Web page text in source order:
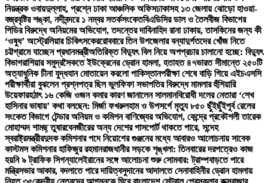
নিয়ন্ত্রক ওবায়দুল্লাহ, প্রশ্নে ঢাকা আঞ্চলিক অফিসঢাকাসহ ১৩ জেলায় ঝোড়ো হাওয়া-
বজ্রবৃষ্টির শঙ্কা, নদীবন্দরে ১ নম্বর সতর্কসংকেতবিএডিসির ডাল ও তৈলবীজ বিভাগের
পিডির বিরুদ্ধে অনিয়মের অভিযোগ, তদন্তের দাবিনাহিদ রানা ঢাকায়, তাসকিনের জন্য কী
‘ওষুধ’ অস্ট্রেলিয়ার চিকিৎসকেররোববারে তিন উপজেলার বন্যাদুর্গতদের খোঁজ নিতে
চট্টগ্রামে যাচ্ছেন প্রধানমন্ত্রীঅতিরিক্ত বিদ্যুৎ বিল নিয়ে অপপ্রচার চালানো হচ্ছে: বিদ্যুৎ
বিভাগরাশিয়ার সমুদ্রসৈকতে ইউক্রেনের ড্রোন হামলা, হতাহত ৪৭ভারত সীমান্তে ২৫০টি
অত্যাধুনিক চীনা যুদ্ধযান মোতায়েন করলো পাকিস্তানপরীক্ষা শেষে বাড়ি গিয়ে এইচএসসি
পরীক্ষার্থীরা বুঝলেন প্রশ্নপত্র ছিল ভুলফিফা সভাপতির বিরুদ্ধে মামলার হুঁশিয়ারি
উয়েফারহঠাৎ ১৬ কেজি ওজন কমার কারণ জানালেন সালমানবিরোধী দলের নেতারা ‘শেখ
হাসিনার ভাষায়’ কথা বলছেন: মির্জা ফখরুলহাম ও উপসর্গে মৃত্যু ৮৫০ ছুঁইছুঁইপূর্ব রেলের
সংকেত বিভাগে টেন্ডার অনিয়ম ও কমিশন বাণিজ্যের অভিযোগ, কেন্দ্রে প্রকৌশলী তারেক
মোহাম্মদ শামছ্ তুষারবেনজীরের অন্য দেশের পাসপোর্ট থাকতে পারে, সন্দেহ
স্বরাষ্ট্রমন্ত্রীরদুদক কমিশনার পদে নিয়োগের গুঞ্জনের মধ্যে আবারও আলোচনায় সাবেক
কাস্টমস কমিশনার হাফিজুর রহমানরাজধানীর সড়কে শৃঙ্খলা: তিনবারের দরপত্রেও কাজ
হয়নি ৯ ট্রাফিক সিগন্যালেইরানের সঙ্গে আলোচনা শুরু সোমবার: ট্রাম্পবাড়তে পারে
মন্ত্রিসভার আকার, বদলাতে পারে দায়িত্বসুদানের আদালতে সেনাবাহিনীর ড্রোন হামলায়